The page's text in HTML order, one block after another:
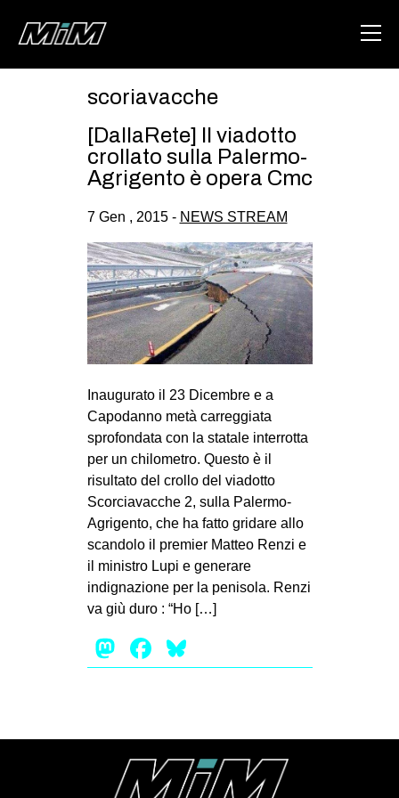
ABOUT
DEGENERAZIONE
GAZA FREESTYLE
CSOA LAMBRETTA
MSM
STUDENTI TSUNAMI
MILANO
MOBILITAZIONI
SPAZI
SPORT POPOLARE
MOVIMENTI
AMBIENTE
ANTIFASCISMO
GENERI
STUDENTI
scoriavacche
[DallaRete] Il viadotto
crollato sulla Palermo-
Agrigento è opera Cmc
7 Gen , 2015 - NEWS STREAM
Inaugurato il 23 Dicembre e a
Capodanno metà carreggiata
sprofondata con la statale interrotta
per un chilometro. Questo è il
risultato del crollo del viadotto
Scorciavacche 2, sulla Palermo-
Agrigento, che ha fatto gridare allo
scandolo il premier Matteo Renzi e
il ministro Lupi e generare
indignazione per la penisola. Renzi
va giù duro : “Ho […]
Mastodon
Facebook